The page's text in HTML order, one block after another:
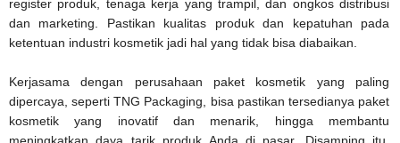
register produk, tenaga kerja yang trampil, dan ongkos distribusi
dan marketing. Pastikan kualitas produk dan kepatuhan pada
ketentuan industri kosmetik jadi hal yang tidak bisa diabaikan.
Kerjasama dengan perusahaan paket kosmetik yang paling
dipercaya, seperti TNG Packaging, bisa pastikan tersedianya paket
kosmetik yang inovatif dan menarik, hingga membantu
meningkatkan daya tarik produk Anda di pasar. Disamping itu,